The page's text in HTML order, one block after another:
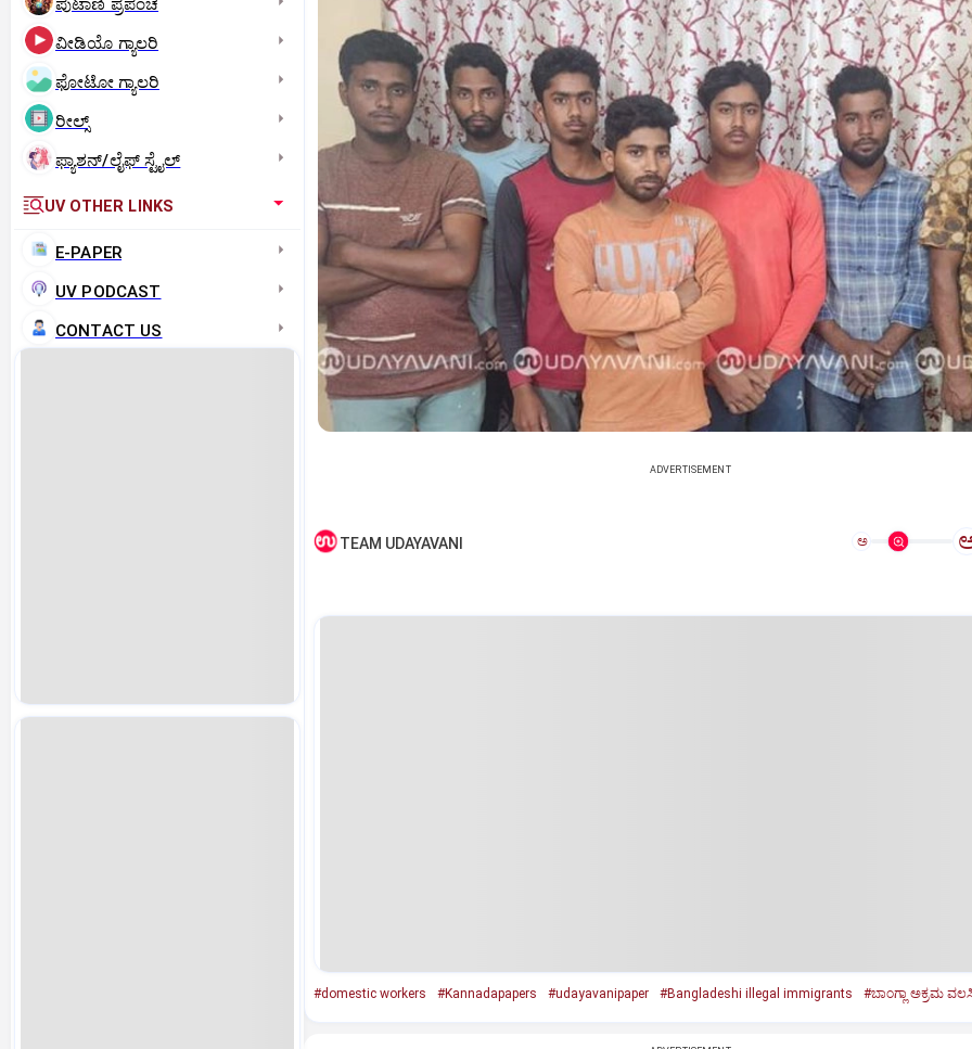
ವೀಡಿಯೊ ಗ್ಯಾಲರಿ
ಫೋಟೋ ಗ್ಯಾಲರಿ
ರೀಲ್ಸ್
ಫ್ಯಾಶನ್/ಲೈಫ್‌ ಸ್ಟೈಲ್
UV OTHER LINKS
E-PAPER
UV PODCAST
CONTACT US
ADVERTISEMENT
TEAM UDAYAVANI ಅ
#domestic workers #Kannadapapers #udayavanipaper #Bangladeshi illegal immigrants #ಬಾಂಗ್ಲಾ ಅಕ್ರಮ